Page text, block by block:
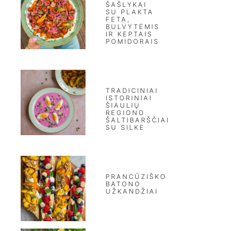
ŠAŠLYKAI
SU PLAKTA
FETA,
BULVYTĖMIS
IR KEPTAIS
POMIDORAIS
TRADICINIAI
ISTORINIAI
ŠIAULIŲ
REGIONO
ŠALTIBARŠČIAI
SU SILKE
PRANCŪZIŠKO
BATONO
UŽKANDŽIAI